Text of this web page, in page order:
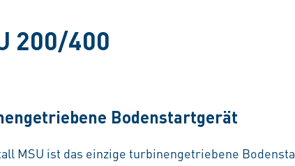
200/400
Bodenstartgerät
MSU ist das einzige turbinengetriebene